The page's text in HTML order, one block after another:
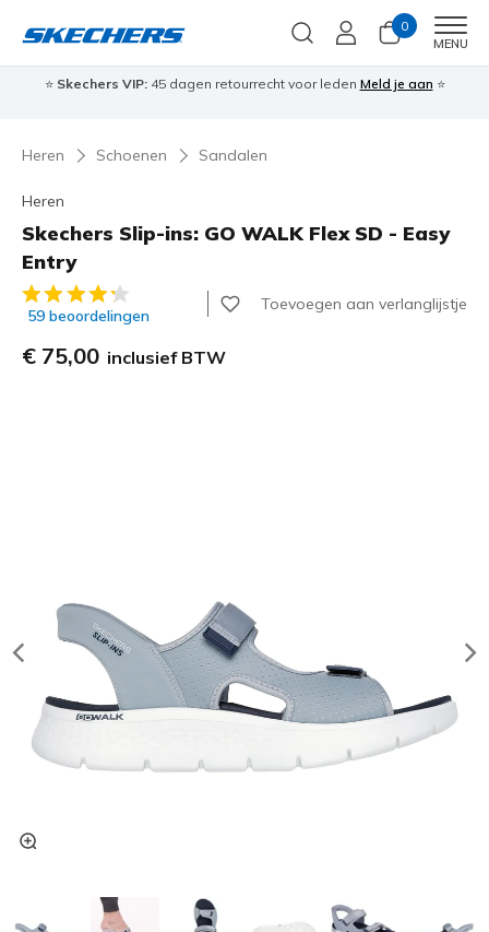
0
MENU
⭐ Skechers VIP:45 dagen retourrecht voor leden Meld je aan ⭐
Heren Schoenen Sandalen
Heren
Skechers Slip-ins: GO WALK Flex SD - Easy
Entry
4,5 van de 5 klantbeoordelingen
59 beoordelingen
Toevoegen aan verlanglijstje
€ 75,00 inclusief BTW